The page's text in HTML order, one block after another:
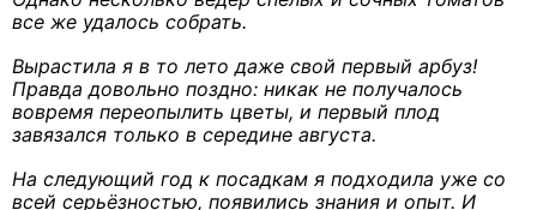
все же удалось собрать.
Вырастила я в то лето даже свой первый арбуз!
Правда довольно поздно: никак не получалось
вовремя переопылить цветы, и первый плод
завязался только в середине августа.
На следующий год к посадкам я подходила уже со
всей серьёзностью, появились знания и опыт. И